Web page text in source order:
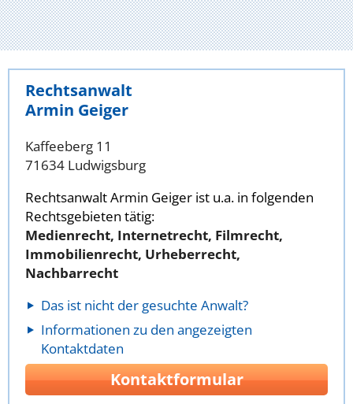
Rechtsanwalt
Armin Geiger
Kaffeeberg 11
71634 Ludwigsburg
Rechtsanwalt Armin Geiger ist u.a. in folgenden
Rechtsgebieten tätig:
Medienrecht, Internetrecht, Filmrecht,
Immobilienrecht, Urheberrecht,
Nachbarrecht
Das ist nicht der gesuchte Anwalt?
Informationen zu den angezeigten
Kontaktdaten
Kontaktformular